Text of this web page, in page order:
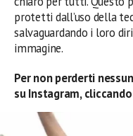
protetti dall’uso della
salvaguardando i loro
immagine.
Per non perderti
su Instagram, cliccando